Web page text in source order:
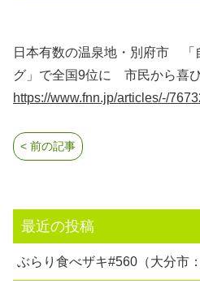
日本有数の温泉地・別府市 「
グ」で全国9位に 市民から喜
https://www.fnn.jp/articles/-/
< 前の記事
最近の投稿
ぶらり食べザキ#560（大分市